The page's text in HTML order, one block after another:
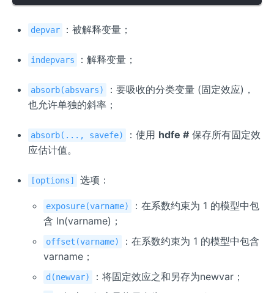
depvar ：被解释变量；
indepvars ：解释变量；
absorb(absvars)
：要吸收的分类变量 (固定效应)，
也允许单独的斜率；
absorb(..., savefe) ：使用 hdfe #保存所有固定效
应估计值。
[options] 选项：
exposure(varname)
：在系数约束为 1 的模型中包
含 ln(varname)；
offset(varname)
：在系数约束为 1 的模型中包含
varname；
d(newvar) ：将固定效应之和另存为newvar；